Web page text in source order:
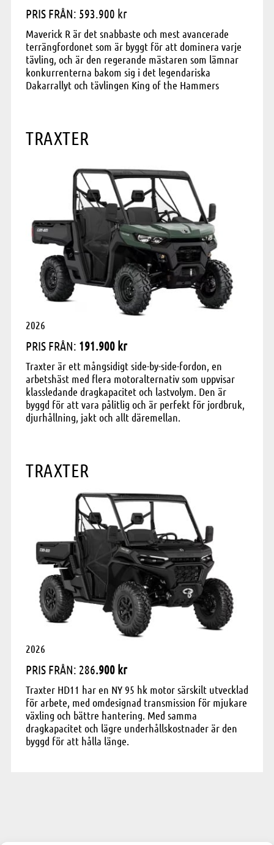
PRIS FRÅN: 593.900 kr
Maverick R är det snabbaste och mest avancerade
terrängfordonet som är byggt för att dominera varje
tävling, och är den regerande mästaren som lämnar
konkurrenterna bakom sig i det legendariska
Dakarrallyt och tävlingen King of the Hammers
TRAXTER
2026
PRIS FRÅN: 191.900 kr
Traxter är ett mångsidigt side-by-side-fordon, en
arbetshäst med flera motoralternativ som uppvisar
klassledande dragkapacitet och lastvolym. Den är
byggd för att vara pålitlig och är perfekt för jordbruk,
djurhållning, jakt och allt däremellan.
TRAXTER
2026
PRIS FRÅN: 286.900 kr
Traxter HD11 har en NY 95 hk motor särskilt utvecklad
för arbete, med omdesignad transmission för mjukare
växling och bättre hantering. Med samma
dragkapacitet och lägre underhållskostnader är den
byggd för att hålla länge.